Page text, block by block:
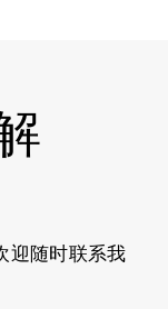
迎随时联系我